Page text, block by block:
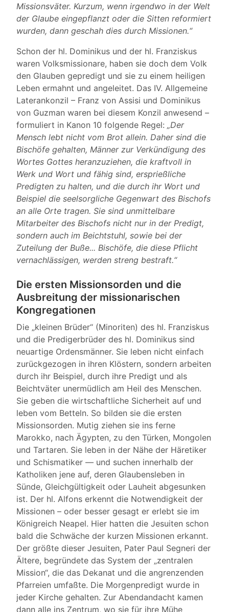
Missionsväter. Kurzum, wenn irgendwo in der Welt
der Glaube eingepflanzt oder die Sitten reformiert
wurden, dann geschah dies durch Missionen.“
Schon der hl. Dominikus und der hl. Franziskus
waren Volksmissionare, haben sie doch dem Volk
den Glauben gepredigt und sie zu einem heiligen
Leben ermahnt und angeleitet. Das IV. Allgemeine
Laterankonzil – Franz von Assisi und Dominikus
von Guzman waren bei diesem Konzil anwesend –
formuliert in Kanon 10 folgende Regel: „Der
Mensch lebt nicht vom Brot allein. Daher sind die
Bischöfe gehalten, Männer zur Verkündigung des
Wortes Gottes heranzuziehen, die kraftvoll in
Werk und Wort und fähig sind, ersprießliche
Predigten zu halten, und die durch ihr Wort und
Beispiel die seelsorgliche Gegenwart des Bischofs
an alle Orte tragen. Sie sind unmittelbare
Mitarbeiter des Bischofs nicht nur in der Predigt,
sondern auch im Beichtstuhl, sowie bei der
Zuteilung der Buße... Bischöfe, die diese Pflicht
vernachlässigen, werden streng bestraft.“
Die ersten Missionsorden und die
Ausbreitung der missionarischen
Kongregationen
Die „kleinen Brüder“ (Minoriten) des hl. Franziskus
und die Predigerbrüder des hl. Dominikus sind
neuartige Ordensmänner. Sie leben nicht einfach
zurückgezogen in ihren Klöstern, sondern arbeiten
durch ihr Beispiel, durch ihre Predigt und als
Beichtväter unermüdlich am Heil des Menschen.
Sie geben die wirtschaftliche Sicherheit auf und
leben vom Betteln. So bilden sie die ersten
Missionsorden. Mutig ziehen sie ins ferne
Marokko, nach Ägypten, zu den Türken, Mongolen
und Tartaren. Sie leben in der Nähe der Häretiker
und Schismatiker — und suchen innerhalb der
Katholiken jene auf, deren Glaubensleben in
Sünde, Gleichgültigkeit oder Lauheit abgesunken
ist. Der hl. Alfons erkennt die Notwendigkeit der
Missionen – oder besser gesagt er erlebt sie im
Königreich Neapel. Hier hatten die Jesuiten schon
bald die Schwäche der kurzen Missionen erkannt.
Der größte dieser Jesuiten, Pater Paul Segneri der
Ältere, begründete das System der „zentralen
Mission“, die das Dekanat und die angrenzenden
Pfarreien umfaßte. Die Morgenpredigt wurde in
jeder Kirche gehalten. Zur Abendandacht kamen
dann alle ins Zentrum, wo sie für ihre Mühe